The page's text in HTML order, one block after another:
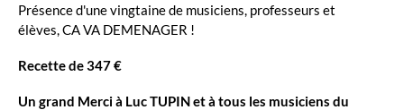
Présence d'une vingtaine de musiciens, professeurs et
élèves, CA VA DEMENAGER !
Recette de 347 €
Un grand Merci à Luc TUPIN et à tous les musiciens du